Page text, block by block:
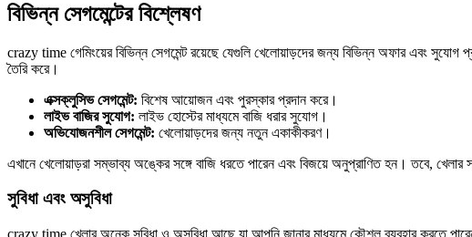
বিভিন্ন সেগমেন্টের বিশ্লেষণ
crazy time গেমিংয়ের বিভিন্ন সেগমেন্ট রয়েছে যেগুলি খেলোয়াড়দের জন্য বিভিন্ন অফার এবং
তৈরি করে।
এক্সক্লুসিভ সেগমেন্ট: বিশেষ আয়োজন এবং পুরস্কার প্রদান করে।
লাইভ বাজির সুযোগ: লাইভ হোস্টের মাধ্যমে বাজি ধরার সুযোগ।
অভিযোজনশীল সেগমেন্ট: খেলোয়াড়দের জন্য নতুন একাকীকরণ।
এখানে খেলোয়াড়রা সম্ভাব্য অঙ্কের সঙ্গে বাজি ধরতে পারেন এবং বিজয়ে অনুপ্রাণিত হন। তবে,
সুবিধা এবং অসুবিধা
crazy time খেলার অনেক সুবিধা ও অসুবিধা আছে যা আপনি জানার মাধ্যমে কৌশল ব্যবহার করতে